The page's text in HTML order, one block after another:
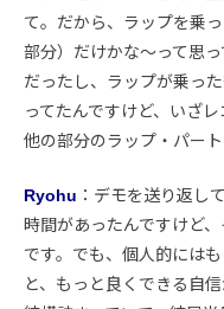
て。だから、ラップを乗
部分）だけかな〜って思
だったし、ラップが乗っ
ってたんですけど、いざ
他の部分のラップ・パー
Ryohu ：デモを送り返し
時間があったんですけど
です。でも、個人的には
と、もっと良くできる自